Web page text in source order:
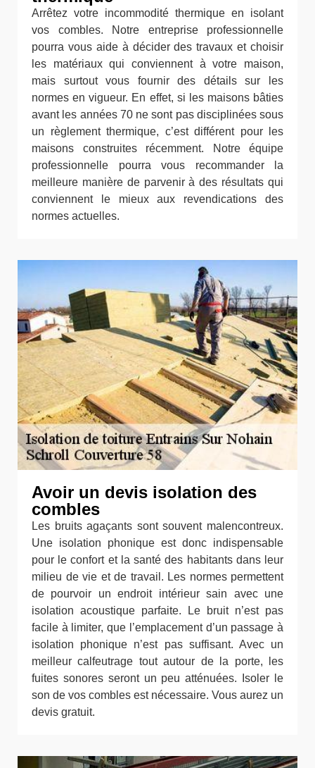
Arrêtez votre incommodité thermique en isolant
vos combles. Notre entreprise professionnelle
pourra vous aide à décider des travaux et choisir
les matériaux qui conviennent à votre maison,
mais surtout vous fournir des détails sur les
normes en vigueur. En effet, si les maisons bâties
avant les années 70 ne sont pas disciplinées sous
un règlement thermique, c’est différent pour les
maisons construites récemment. Notre équipe
professionnelle pourra vous recommander la
meilleure manière de parvenir à des résultats qui
conviennent le mieux aux revendications des
normes actuelles.
Avoir un devis isolation des
combles
Les bruits agaçants sont souvent malencontreux.
Une isolation phonique est donc indispensable
pour le confort et la santé des habitants dans leur
milieu de vie et de travail. Les normes permettent
de pourvoir un endroit intérieur sain avec une
isolation acoustique parfaite. Le bruit n’est pas
facile à limiter, que l’emplacement d’un passage à
isolation phonique n’est pas suffisant. Avec un
meilleur calfeutrage tout autour de la porte, les
fuites sonores seront un peu atténuées. Isoler le
son de vos combles est nécessaire. Vous aurez un
devis gratuit.